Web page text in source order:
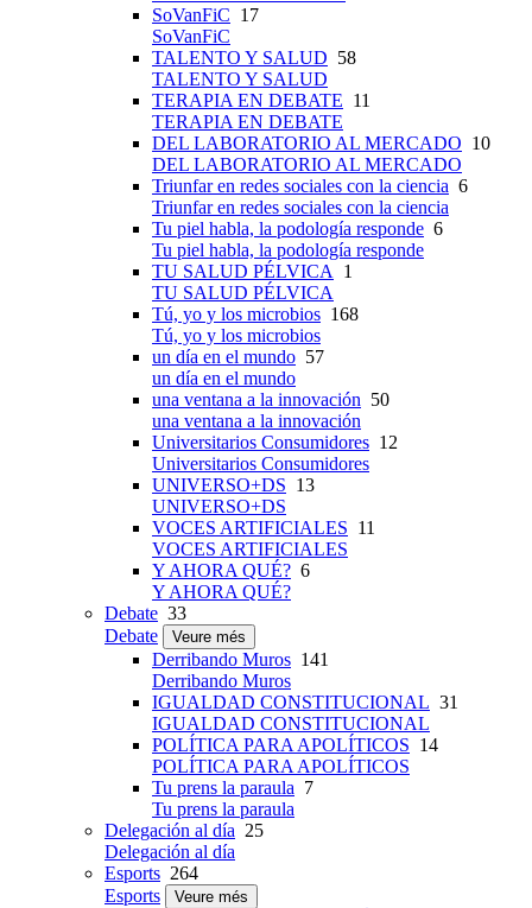
SoVanFiC 17
SoVanFiC
TALENTO Y SALUD 58
TALENTO Y SALUD
TERAPIA EN DEBATE 11
TERAPIA EN DEBATE
DEL LABORATORIO AL MERCADO 10
DEL LABORATORIO AL MERCADO
Triunfar en redes sociales con la ciencia 6
Triunfar en redes sociales con la ciencia
Tu piel habla, la podología responde 6
Tu piel habla, la podología responde
TU SALUD PÉLVICA
1
TU SALUD PÉLVICA
Tú, yo y los microbios 168
Tú, yo y los microbios
un día en el mundo 57
un día en el mundo
una ventana a la innovación 50
una ventana a la innovación
Universitarios Consumidores 12
Universitarios Consumidores
UNIVERSO+DS 13
UNIVERSO+DS
VOCES ARTIFICIALES 11
VOCES ARTIFICIALES
Y AHORA QUÉ? 6
Y AHORA QUÉ?
Debate 33
Debate
Veure més
Derribando Muros 141
Derribando Muros
IGUALDAD CONSTITUCIONAL 31
IGUALDAD CONSTITUCIONAL
POLÍTICA PARA APOLÍTICOS 14
POLÍTICA PARA APOLÍTICOS
Tu prens la paraula 7
Tu prens la paraula
Delegación al día 25
Delegación al día
Esports 264
Esports
Veure més